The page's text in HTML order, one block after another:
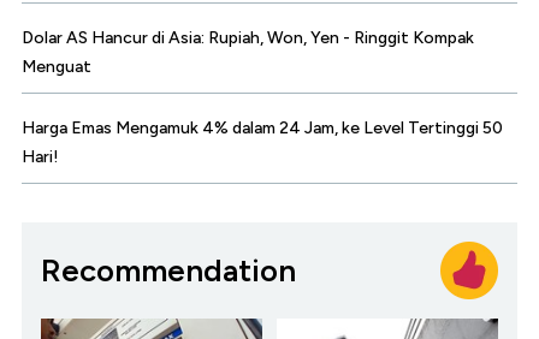
Dolar AS Hancur di Asia: Rupiah, Won, Yen - Ringgit Kompak
Menguat
Harga Emas Mengamuk 4% dalam 24 Jam, ke Level Tertinggi 50
Hari!
Recommendation